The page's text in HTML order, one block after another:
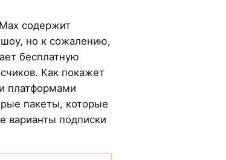
содержит
но к сожалению,
бесплатную
Как покажет
платформами
пакеты, которые
варианты подписки